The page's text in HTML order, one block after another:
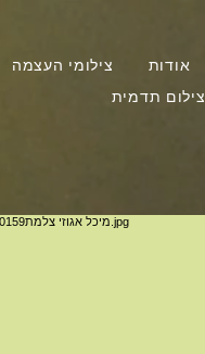
אודות
צילומי העצמה
צילום תדמית